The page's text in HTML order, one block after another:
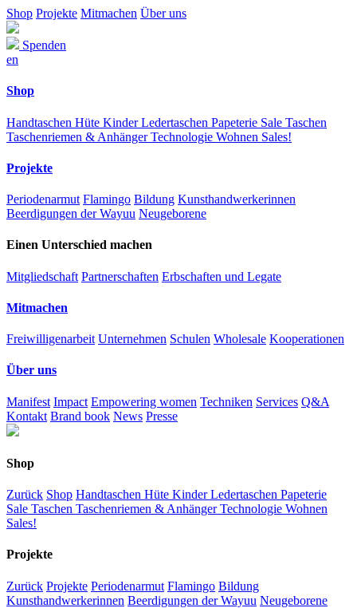
Shop Projekte Mitmachen Über uns
Spenden
en
Shop
Handtaschen Hüte KinderLedertaschen Papeterie Sale Taschen
Taschenriemen & AnhängerTechnologie Wohnen Sales!
Projekte
Periodenarmut Flamingo Bildung Kunsthandwerkerinnen
Beerdigungen der Wayuu Neugeborene
Einen Unterschied machen
Mitgliedschaft Partnerschaften Erbschaften und Legate
Mitmachen
Freiwilligenarbeit Unternehmen Schulen Wholesale Kooperationen
Über uns
Manifest Impact Empowering women Techniken Services Q&A
Kontakt Brand book News Presse
Shop
Zurück Shop Handtaschen Hüte KinderLedertaschen Papeterie
Sale Taschen Taschenriemen & AnhängerTechnologie Wohnen
Sales!
Projekte
Zurück Projekte Periodenarmut Flamingo Bildung
Kunsthandwerkerinnen Beerdigungen der Wayuu Neugeborene